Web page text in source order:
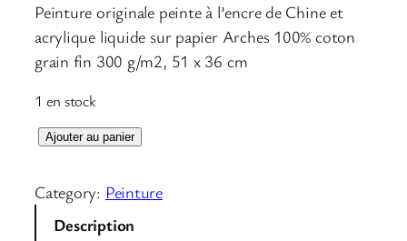
Peinture originale peinte à l’encre de Chine et
acrylique liquide sur papier Arches 100% coton
grain fin 300 g/m2, 51 x 36 cm
1 en stock
q
a
n
Ajouter au panier
Category: Peinture
Description